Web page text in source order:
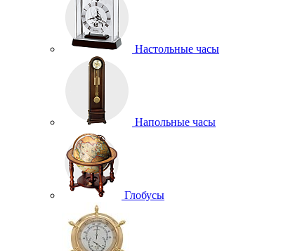
Настольные часы
Напольные часы
Глобусы